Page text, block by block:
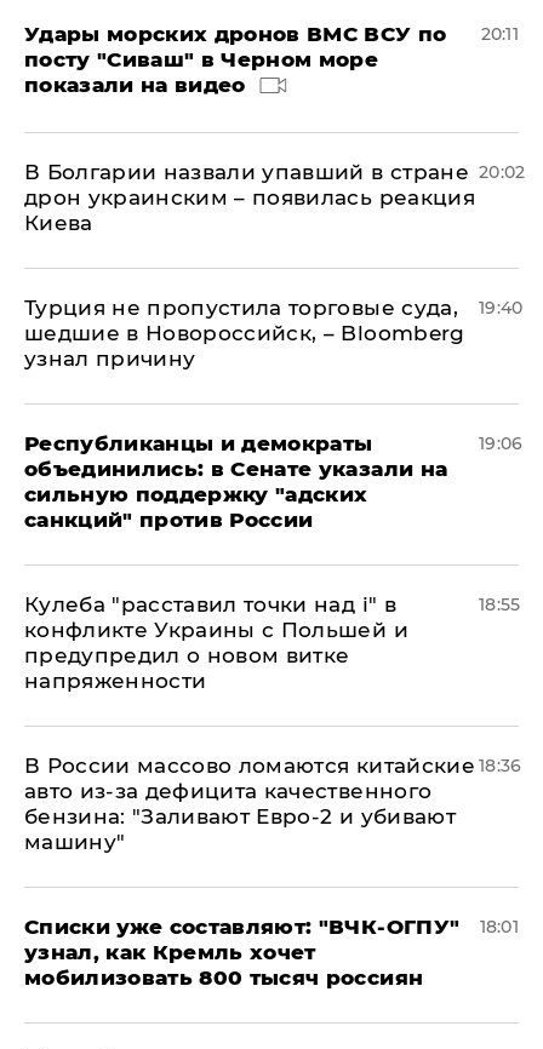
Удары морских дронов ВМС ВСУ по
посту "Сиваш" в Черном море
показали на видео
20:11
В Болгарии назвали упавший в стране
дрон украинским – появилась реакция
Киева
20:02
Турция не пропустила торговые суда,
шедшие в Новороссийск, – Bloomberg
узнал причину
19:40
Республиканцы и демократы
объединились: в Сенате указали на
сильную поддержку "адских
санкций" против России
19:06
Кулеба "расставил точки над і" в
конфликте Украины с Польшей и
предупредил о новом витке
напряженности
18:55
В России массово ломаются китайские
авто из-за дефицита качественного
бензина: "Заливают Евро-2 и убивают
машину"
18:36
Списки уже составляют: "ВЧК-ОГПУ"
узнал, как Кремль хочет
мобилизовать 800 тысяч россиян
18:01